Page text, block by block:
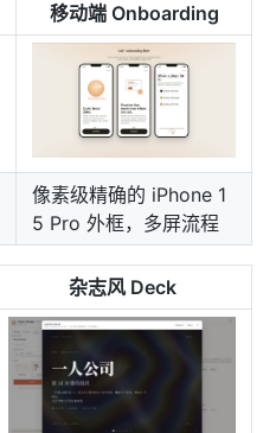
移动端 Onboarding
像素级精确的 iPhone 1
5 Pro 外框，多屏流程
杂志风 Deck